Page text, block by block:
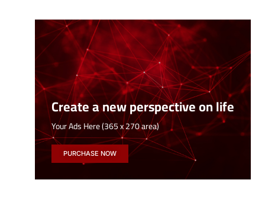
Create a new perspective on life
Your Ads Here (365 x 270 area)
PURCHASE NOW